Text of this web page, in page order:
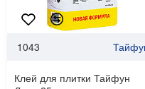
1043
Клей для плитки Тайфун